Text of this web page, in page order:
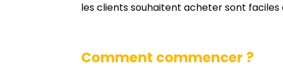
les clients souhaitent acheter sont faciles
Comment commencer ?